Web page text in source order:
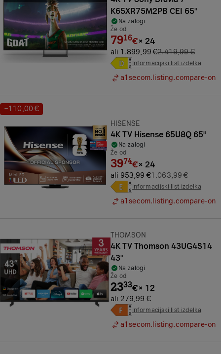
K65XR75M2PB CEI 65"
Na zalogi
Že od
7916€× 24
ali 1.899,99 €2.419,99 €
Informacijski list izdelka
a1secom.listing.compare-on
Prihranek:
−110,00 €
Znamka:
HISENSE
4K TV Hisense 65U8Q 65"
Na zalogi
Že od
3974€× 24
ali 953,99 €1.063,99 €
Informacijski list izdelka
a1secom.listing.compare-on
Znamka:
THOMSON
4K TV Thomson 43UG4S14
43"
Na zalogi
Že od
2333€× 12
ali 279,99 €
Informacijski list izdelka
a1secom.listing.compare-on